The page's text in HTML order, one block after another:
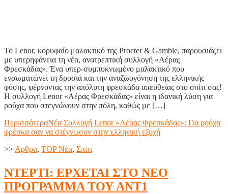
Το Lenor, κορυφαίο μαλακτικό της Procter & Gamble, παρουσιάζει
με υπερηφάνεια τη νέα, ανατρεπτική συλλογή «Αέρας
Φρεσκάδας». Ένα υπερ-συμπυκνωμένο μαλακτικό που
ενσωματώνει τη δροσιά και την αναζωογόνηση της ελληνικής
φύσης, φέρνοντας την απόλυτη φρεσκάδα απευθείας στο σπίτι σας!
Η συλλογή Lenor «Αέρας Φρεσκάδας» είναι η ιδανική λύση για
ρούχα που στεγνώνουν στην πόλη, καθώς με […]
ΠερισσότεραΝέα Συλλογή Lenor «Αέρας Φρεσκάδας»: Για ρούχα
φρέσκα σαν να στέγνωσαν στην ελληνική εξοχή
>>Aρθρα, TOP Nέα, Σπίτι
ΝΤΕΡΤΙ: ΕΡΧΕΤΑΙ ΣΤΟ ΝΕΟ
ΠΡΟΓΡΑΜΜΑ ΤΟΥ ΑΝΤ1